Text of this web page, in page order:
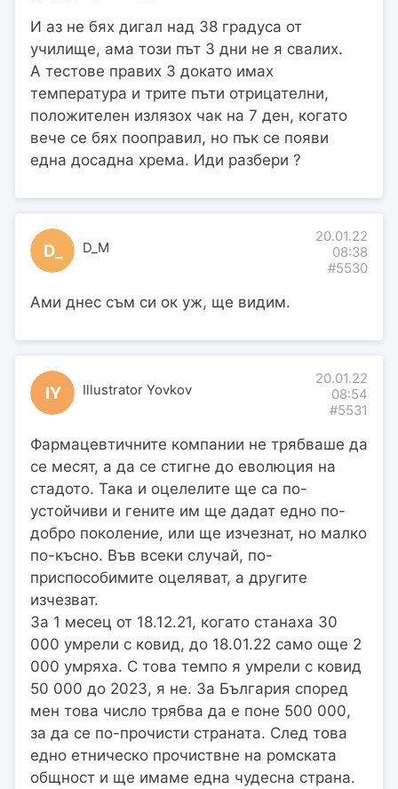
И аз не бях дигал над 38 градуса от
училище, ама този път 3 дни не я свалих.
А тестове правих 3 докато имах
температура и трите пъти отрицателни,
положителен излязох чак на 7 ден, когато
вече се бях пооправил, но пък се появи
една досадна хрема. Иди разбери ?
D_ D_M
20.01.22
08:38
#5530
Ами днес съм си ок уж, ще видим.
IY Illustrator Yovkov
20.01.22
08:54
#5531
Фармацевтичните компании не трябваше да
се месят, а да се стигне до еволюция на
стадото. Така и оцелелите ще са по-
устойчиви и гените им ще дадат едно по-
добро поколение, или ще изчезнат, но малко
по-късно. Във всеки случай, по-
приспособимите оцеляват, а другите
изчезват.
За 1 месец от 18.12.21, когато станаха 30
000 умрели с ковид, до 18.01.22 само още 2
000 умряха. С това темпо я умрели с ковид
50 000 до 2023, я не. За България според
мен това число трябва да е поне 500 000,
за да се по-прочисти страната. След това
едно етническо прочиствне на ромската
общност и ще имаме една чудесна страна.